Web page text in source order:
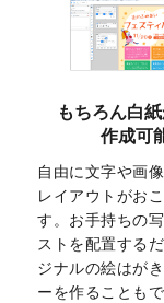
2025/9/10
2025/8/1
2025/7/30
ト
2025/6/30
2025/6/27
ト
2025/6/24
もちろん白
作成可
自由に文字や画像
レイアウトがお
す。お手持ちの
ストを配置する
ジナルの絵はが
ーを作ることもで